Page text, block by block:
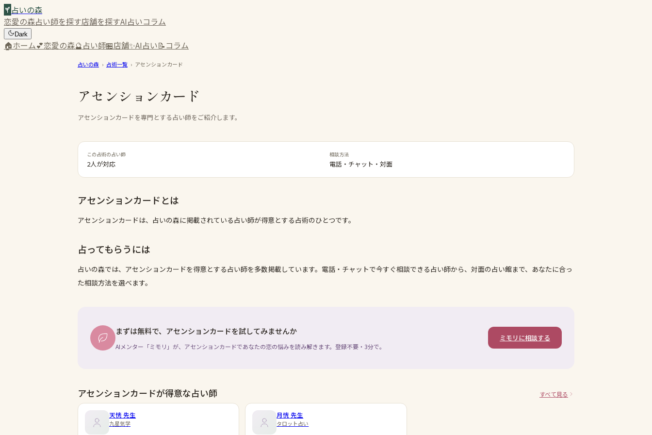
占いの森
恋愛の森占い師を探す店舗を探すAI占いコラム
Dark
🏠ホーム💕恋愛の森🔮占い師🏪店舗✨AI占い📝コラム
占いの森 › 占術一覧 › アセンションカード
アセンションカード
アセンションカードを専門とする占い師をご紹介します。
この占術の占い師
2人が対応
相談方法
電話・チャット・対面
アセンションカード とは
アセンションカードは、占いの森に掲載されている占い師が得意とする占術のひとつです。
占ってもらうには
占いの森では、 アセンションカードを得意とする占い師を多数掲載しています。電話・チャットで今すぐ相談できる占い師から、対面の占い館まで、あなたに合っ
た相談方法を選べます。
まずは無料で、アセンションカードを試してみませんか
AIメンター「ミモリ」が、アセンションカードであなたの恋の悩みを読み解きます。登録不要・3分で。
ミモリに相談する
アセンションカードが得意な占い師 すべて見る
天恍先生
九星気学
月恍先生
タロット占い